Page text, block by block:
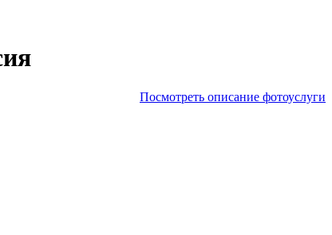
Посмотреть описание фотоуслуги